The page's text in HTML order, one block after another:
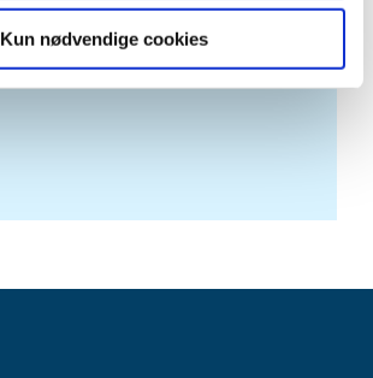
Kun nødvendige cookies